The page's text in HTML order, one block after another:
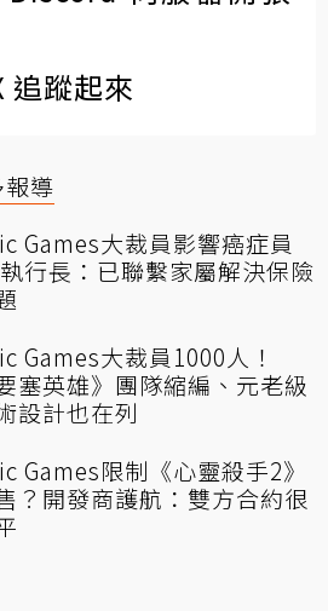
追蹤起來
導
Games大裁員影響癌症員
行長：已聯繫家屬解決保險
Games大裁員1000人！
塞英雄》團隊縮編、元老級
設計也在列
Games限制《心靈殺手2》
？開發商護航：雙方合約很